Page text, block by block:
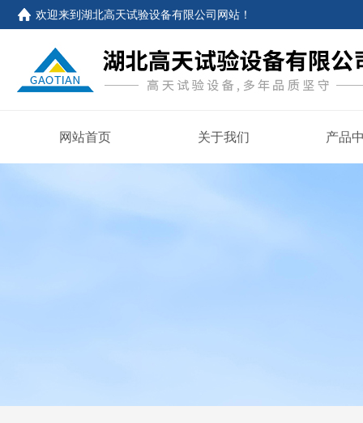
欢迎来到湖北高天试验设备有限公司网站 ！
网站首页 关于我们 产品